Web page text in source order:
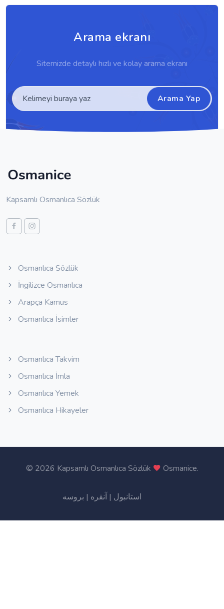
Arama ekranı
Sitemizde detaylı hızlı ve kolay arama ekranı
Arama Yap
Kapsamlı Osmanlıca Sözlük
Osmanlıca Sözlük
İngilizce Osmanlıca
Arapça Kamus
Osmanlıca İsimler
Osmanlıca Takvim
Osmanlıca İmla
Osmanlıca Yemek
Osmanlıca Hikayeler
© 2026 Kapsamlı Osmanlıca Sözlük Osmanice.
استانبول | آنقره | بروسه